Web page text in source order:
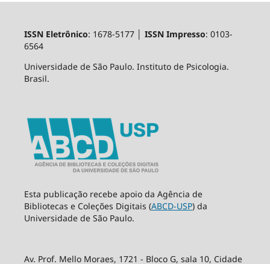
ISSN Eletrônico: 1678-5177 │ ISSN Impresso: 0103-
6564
Universidade de São Paulo. Instituto de Psicologia.
Brasil.
Esta publicação recebe apoio da Agência de
Bibliotecas e Coleções Digitais (ABCD-USP) da
Universidade de São Paulo.
Av. Prof. Mello Moraes, 1721 - Bloco G, sala 10, Cidade